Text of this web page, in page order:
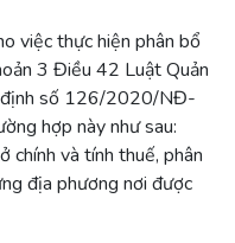
việc thực hiện phân bổ
3 Điều 42 Luật Quản
số 126/2020/NĐ-
hợp này như sau:
chính và tính thuế, phân
địa phương nơi được